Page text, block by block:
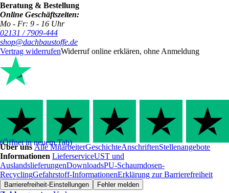
Beratung & Bestellung
Online Geschäftszeiten:
Mo - Fr: 9 - 16 Uhr
02131 / 7909-444
shop@dachbaustoffe.de
Vertrag widerrufenWiderruf online erklären, ohne Anmeldung
(Öffnet in neuem Tab)
Über unsAlle MitarbeiterGeschichteAnschriftenStellenangebote
Informationen LieferserviceUST und
AuslandslieferungenDownloadsPU-Schaumdosen-
RecyclingGefahrstoff-InformationenErklärung zur Barrierefreiheit
Barrierefreiheit-Einstellungen Fehler melden